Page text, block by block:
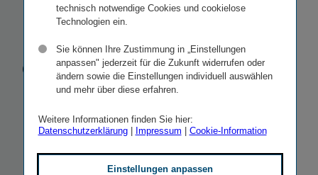
kombiniert
gesunden
Lebensstil mit
Umwelt­schutz
technisch notwendige Cookies und cookielose
Technologien ein.
Sie können Ihre Zustimmung in „Einstellungen
anpassen" jederzeit für die Zukunft widerrufen oder
ändern sowie die Einstellungen individuell auswählen
und mehr über diese erfahren.
Weitere Informationen finden Sie hier:
Datenschutzerklärung| Impressum Cookie-Information
Einstellungen anpassen